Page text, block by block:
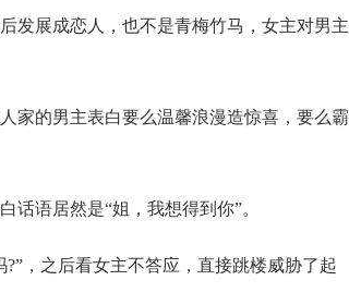
发展成恋人，也不是青梅竹马，女主对男主
家的男主表白要么温馨浪漫造惊喜，要么霸
语居然是“姐，我想得到你”。
，之后看女主不答应，直接跳楼威胁了起